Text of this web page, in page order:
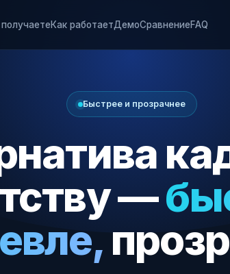
Как работаетДемоСравнениеFAQ
Быстрее и прозрачнее
—